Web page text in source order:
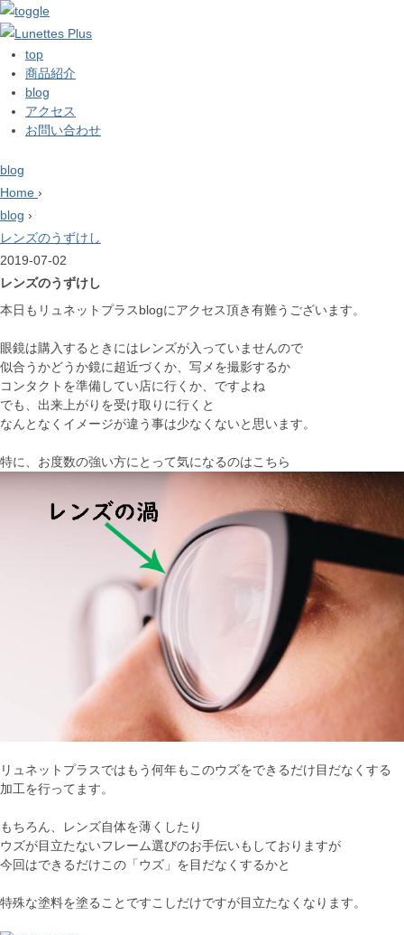
top
商品紹介
blog
アクセス
お問い合わせ
blog
Home ›
blog ›
レンズのうずけし
2019-07-02
レンズのうずけし
本日もリュネットプラスblogにアクセス頂き有難うございます。
眼鏡は購入するときにはレンズが入っていませんので
似合うかどうか鏡に超近づくか、写メを撮影するか
コンタクトを準備してい店に行くか、ですよね
でも、出来上がりを受け取りに行くと
なんとなくイメージが違う事は少なくないと思います。
特に、お度数の強い方にとって気になるのはこちら
リュネットプラスではもう何年もこのウズをできるだけ目だなくする
加工を行ってます。
もちろん、レンズ自体を薄くしたり
ウズが目立たないフレーム選びのお手伝いもしておりますが
今回はできるだけこの「ウズ」を目だなくするかと
特殊な塗料を塗ることですこしだけですが目立たなくなります。